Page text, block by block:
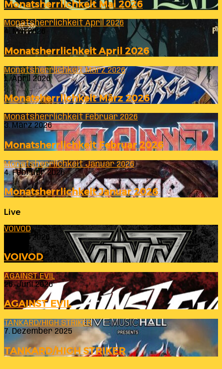
Monatsherrlichkeit Mai 2026
Monatsherrlichkeit April 2026
4. Mai 2026
Monatsherrlichkeit April 2026
Monatsherrlichkeit März 2026
1. April 2026
Monatsherrlichkeit März 2026
Monatsherrlichkeit Februar 2026
3. März 2026
Monatsherrlichkeit Februar 2026
Monatsherrlichkeit Januar 2026
4. Februar 2026
Monatsherrlichkeit Januar 2026
Live
VOIVOD
23. Juli 2026
VOIVOD
AGAINST EVIL
26. Juni 2026
AGAINST EVIL
TANKARD/HIGH STRIKER
7. Dezember 2025
TANKARD/HIGH STRIKER